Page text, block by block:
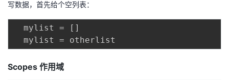
写数据，首先给个空列表：
  mylist = []
Scopes 作用域